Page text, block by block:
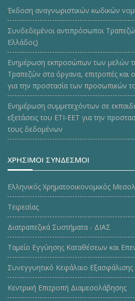
Έκδοση αναγνωριστικών κωδικών
Συνδεδεμένοι αντιπρόσωποι
Ελλάδος)
Ενημέρωση εκπροσώπων των μελών
Τραπεζών στα όργανα, επιτροπές και
για την προστασία των προσωπικών
Ενημέρωση συμμετεχόντων σε
εξετάσεις του ΕΤΙ-ΕΕΤ για την
τους δεδομένων
ΧΡΗΣΙΜΟΙ ΣΥΝΔΕΣΜΟΙ
Ελληνικός Χρηματοοικονομικός
Τειρεσίας
Διατραπεζικά Συστήματα - ΔΙΑΣ
Ταμείο Εγγύησης Καταθέσεων και
Συνεγγυητικό Κεφάλαιο
Κεντρική Επιτροπή Διαμεσολάβησης